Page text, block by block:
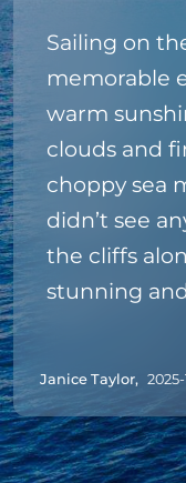
Sailing on
memorable
warm
clouds and
choppy sea
didn’t see
the cliffs
stunning
flights
The
Janice Taylor, 2025-